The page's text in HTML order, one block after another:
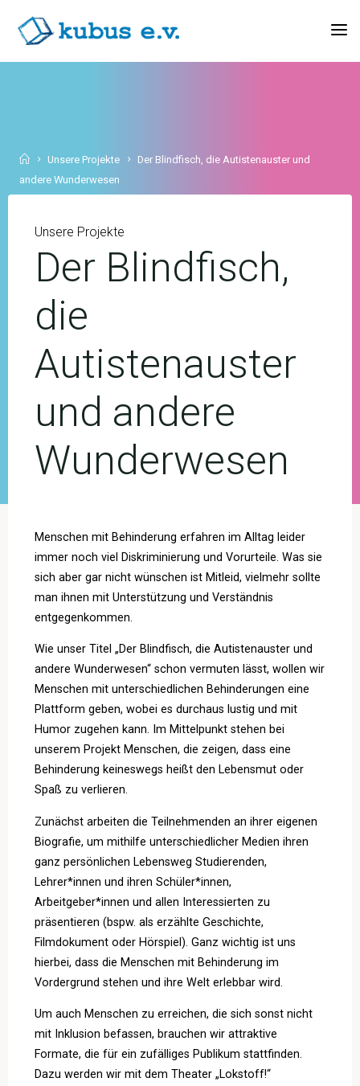
content
HomeUnsere Projekte
Der Blindfisch, die Autistenauster und
andere Wunderwesen
Unsere Projekte
Der Blindfisch,
die
Autistenauster
und andere
Wunderwesen
Menschen mit Behinderung erfahren im Alltag leider
immer noch viel Diskriminierung und Vorurteile. Was sie
sich aber gar nicht wünschen ist Mitleid, vielmehr sollte
man ihnen mit Unterstützung und Verständnis
entgegenkommen.
Wie unser Titel „Der Blindfisch, die Autistenauster und
andere Wunderwesen“ schon vermuten lässt, wollen wir
Menschen mit unterschiedlichen Behinderungen eine
Plattform geben, wobei es durchaus lustig und mit
Humor zugehen kann. Im Mittelpunkt stehen bei
unserem Projekt Menschen, die zeigen, dass eine
Behinderung keineswegs heißt den Lebensmut oder
Spaß zu verlieren.
Zunächst arbeiten die Teilnehmenden an ihrer eigenen
Biografie, um mithilfe unterschiedlicher Medien ihren
ganz persönlichen Lebensweg Studierenden,
Lehrer*innen und ihren Schüler*innen,
Arbeitgeber*innen und allen Interessierten zu
präsentieren (bspw. als erzählte Geschichte,
Filmdokument oder Hörspiel). Ganz wichtig ist uns
hierbei, dass die Menschen mit Behinderung im
Vordergrund stehen und ihre Welt erlebbar wird.
Um auch Menschen zu erreichen, die sich sonst nicht
mit Inklusion befassen, brauchen wir attraktive
Formate, die für ein zufälliges Publikum stattfinden.
Dazu werden wir mit dem Theater „Lokstoff!“